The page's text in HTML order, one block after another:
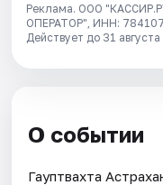
Реклама. ООО
ОПЕРАТОР", ИНН:
Действует до 31
О событии
Гауптвахта